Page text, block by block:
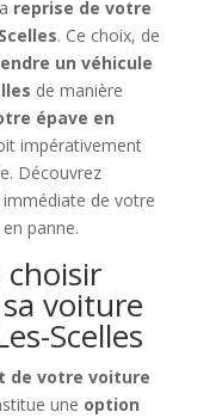
reprise de votre
. Ce choix, de
un véhicule
de manière
épave en
impérativement
Découvrez
immédiate de votre
panne.
choisir
voiture
Scelles
de votre voiture
une option